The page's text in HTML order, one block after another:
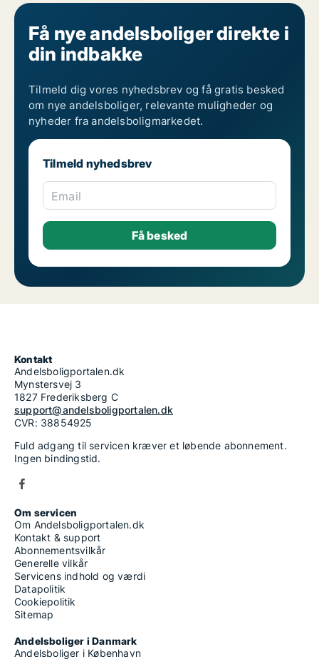
Få nye andelsboliger direkte i
din indbakke
Tilmeld dig vores nyhedsbrev og få gratis besked
om nye andelsboliger, relevante muligheder og
nyheder fra andelsboligmarkedet.
Tilmeld nyhedsbrev
Email
Kontakt
Andelsboligportalen.dk
Mynstersvej 3
1827 Frederiksberg C
support@andelsboligportalen.dk
CVR: 38854925
Fuld adgang til servicen kræver et løbende abonnement.
Ingen bindingstid.
Om servicen
Om Andelsboligportalen.dk
Kontakt & support
Abonnementsvilkår
Generelle vilkår
Servicens indhold og værdi
Datapolitik
Cookiepolitik
Sitemap
Andelsboliger i Danmark
Andelsboliger i København